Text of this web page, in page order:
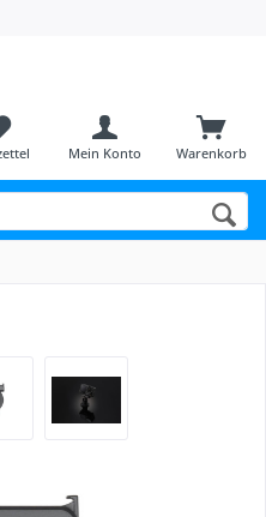
Warenkorb
Mein Konto